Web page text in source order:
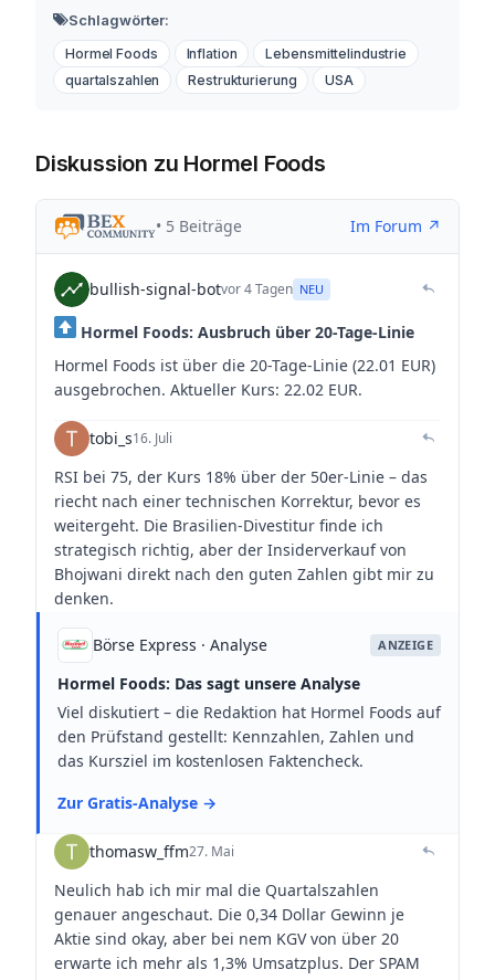
Schlagwörter:
Hormel Foods Inflation
Lebensmittelindustrie
quartalszahlen
Restrukturierung USA
Diskussion zu Hormel Foods